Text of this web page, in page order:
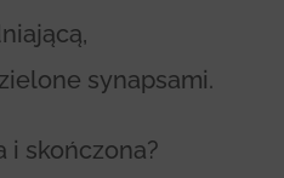
synapsami.
i skończona?